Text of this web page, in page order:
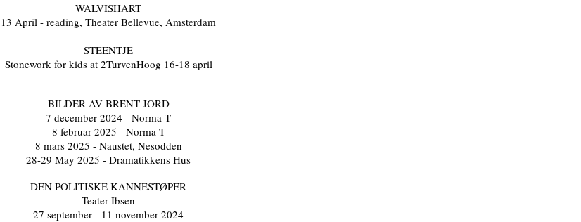
WALVISHART
13 April - reading, Theater Bellevue, Amsterdam
STEENTJE
Stonework for kids at 2TurvenHoog 16-18 april
BILDER AV BRENT JORD
7 december 2024 - Norma T
8 februar 2025 - Norma T
8 mars 2025 - Naustet, Nesodden
28-29 May 2025 - Dramatikkens Hus
DEN POLITISKE KANNESTØPER
Teater Ibsen
27 september - 11 november 2024